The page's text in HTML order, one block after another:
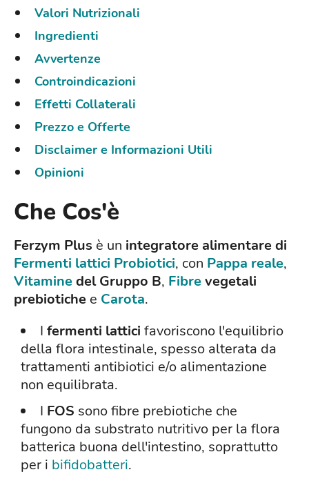
Valori Nutrizionali
Ingredienti
Avvertenze
Controindicazioni
Effetti Collaterali
Prezzo e Offerte
Disclaimer e Informazioni Utili
Opinioni
Che Cos'è
Ferzym Plus è un integratore alimentare di
Fermenti lattici Probiotici, con Pappa reale,
Vitaminedel Gruppo B, Fibrevegetali
prebiotiche e Carota.
I fermenti lattici favoriscono l'equilibrio
della flora intestinale, spesso alterata da
trattamenti antibiotici e/o alimentazione
non equilibrata.
I FOS sono fibre prebiotiche che
fungono da substrato nutritivo per la flora
batterica buona dell'intestino, soprattutto
per i bifidobatteri.